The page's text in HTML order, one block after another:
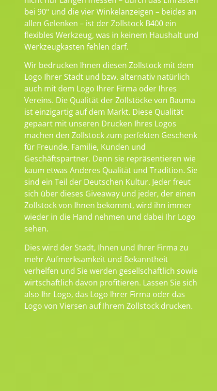
bei 90° und die vier Winkelanzeigen – beides an
allen Gelenken – ist der Zollstock B400 ein
flexibles Werkzeug, was in keinem Haushalt und
Werkzeugkasten fehlen darf.
Wir bedrucken Ihnen diesen Zollstock mit dem
Logo Ihrer Stadt und bzw. alternativ natürlich
auch mit dem Logo Ihrer Firma oder Ihres
Vereins. Die Qualität der Zollstöcke von Bauma
ist einzigartig auf dem Markt. Diese Qualität
gepaart mit unseren Drucken Ihres Logos
machen den Zollstock zum perfekten Geschenk
für Freunde, Familie, Kunden und
Geschäftspartner. Denn sie repräsentieren wie
kaum etwas Anderes Qualität und Tradition. Sie
sind ein Teil der Deutschen Kultur. Jeder freut
sich über dieses Giveaway und jeder, der einen
Zollstock von Ihnen bekommt, wird ihn immer
wieder in die Hand nehmen und dabei Ihr Logo
sehen.
Dies wird der Stadt, Ihnen und Ihrer Firma zu
mehr Aufmerksamkeit und Bekanntheit
verhelfen und Sie werden gesellschaftlich sowie
wirtschaftlich davon profitieren. Lassen Sie sich
also Ihr Logo, das Logo Ihrer Firma oder das
Logo von Viersen auf Ihrem Zollstock drucken.